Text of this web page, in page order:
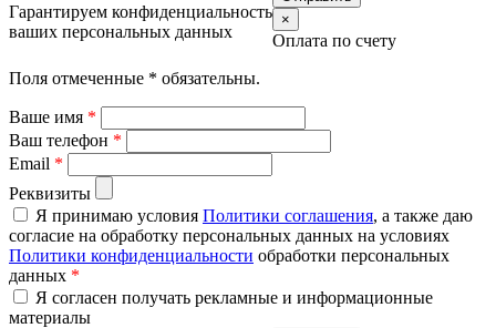
Гарантируем конфиденциальность
ваших персональных данных
×
Оплата по счету
Поля отмеченные * обязательны.
Ваше имя *
Ваш телефон *
Email *
Реквизиты
Я принимаю условия Политики соглашения, а также даю
согласие на обработку персональных данных на условиях
Политики конфиденциальности обработки персональных
данных *
Я согласен получать рекламные и информационные
материалы